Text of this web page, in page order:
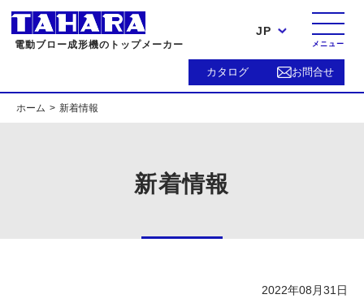
電動ブロー成形機のトップメーカー
JP
メニュー
カタログ お問合せ
ホーム 新着情報
新着情報
2022年08月31日